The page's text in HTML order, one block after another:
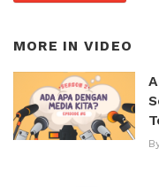
MORE IN VIDEO